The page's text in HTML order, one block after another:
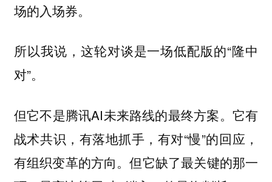
场的入场券。
所以我说，这轮对谈是一场低配版的“隆中
对”。
但它不是腾讯AI未来路线的最终方案。它有
战术共识，有落地抓手，有对“慢”的回应，
有组织变革的方向。但它缺了最关键的那一